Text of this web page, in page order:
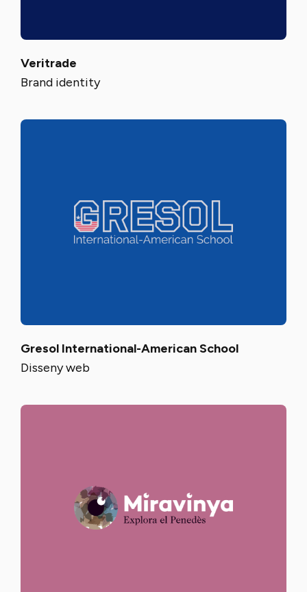
Veritrade
Brand identity
Gresol International-American School
Disseny web